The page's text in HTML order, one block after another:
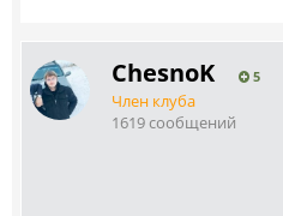
ChesnoK 5
Член клуба
1619 сообщений